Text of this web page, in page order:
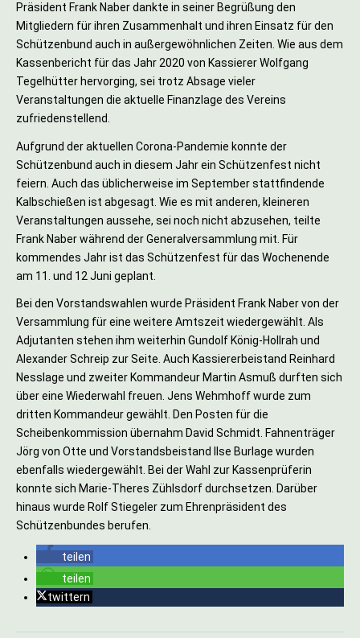
Präsident Frank Naber dankte in seiner Begrüßung den
Mitgliedern für ihren Zusammenhalt und ihren Einsatz für den
Schützenbund auch in außergewöhnlichen Zeiten. Wie aus dem
Kassenbericht für das Jahr 2020 von Kassierer Wolfgang
Tegelhütter hervorging, sei trotz Absage vieler
Veranstaltungen die aktuelle Finanzlage des Vereins
zufriedenstellend.
Aufgrund der aktuellen Corona-Pandemie konnte der
Schützenbund auch in diesem Jahr ein Schützenfest nicht
feiern. Auch das üblicherweise im September stattfindende
Kalbschießen ist abgesagt. Wie es mit anderen, kleineren
Veranstaltungen aussehe, sei noch nicht abzusehen, teilte
Frank Naber während der Generalversammlung mit. Für
kommendes Jahr ist das Schützenfest für das Wochenende
am 11. und 12 Juni geplant.
Bei den Vorstandswahlen wurde Präsident Frank Naber von der
Versammlung für eine weitere Amtszeit wiedergewählt. Als
Adjutanten stehen ihm weiterhin Gundolf König-Hollrah und
Alexander Schreip zur Seite. Auch Kassiererbeistand Reinhard
Nesslage und zweiter Kommandeur Martin Asmuß durften sich
über eine Wiederwahl freuen. Jens Wehmhoff wurde zum
dritten Kommandeur gewählt. Den Posten für die
Scheibenkommission übernahm David Schmidt. Fahnenträger
Jörg von Otte und Vorstandsbeistand Ilse Burlage wurden
ebenfalls wiedergewählt. Bei der Wahl zur Kassenprüferin
konnte sich Marie-Theres Zühlsdorf durchsetzen. Darüber
hinaus wurde Rolf Stiegeler zum Ehrenpräsident des
Schützenbundes berufen.
teilen
teilen
twittern